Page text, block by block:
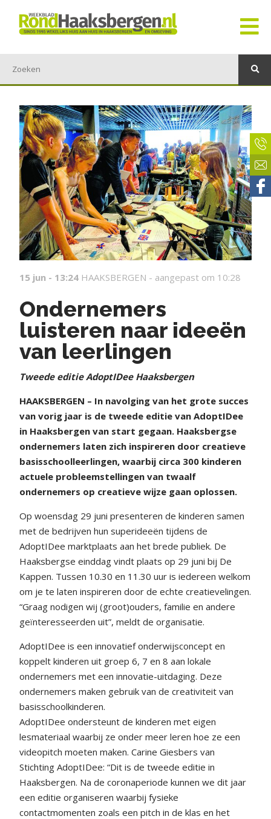
15 jun - 13:24 HAAKSBERGEN - aangepast om 10:28
Ondernemers
luisteren naar ideeën
van leerlingen
Tweede editie AdoptIDee Haaksbergen
HAAKSBERGEN – In navolging van het grote succes
van vorig jaar is de tweede editie van AdoptIDee
in Haaksbergen van start gegaan. Haaksbergse
ondernemers laten zich inspireren door creatieve
basisschoolleerlingen, waarbij circa 300 kinderen
actuele probleemstellingen van twaalf
ondernemers op creatieve wijze gaan oplossen.
Op woensdag 29 juni presenteren de kinderen samen
met de bedrijven hun superideeën tijdens de
AdoptIDee marktplaats aan het brede publiek. De
Haaksbergse einddag vindt plaats op 29 juni bij De
Kappen. Tussen 10.30 en 11.30 uur is iedereen welkom
om je te laten inspireren door de echte creatievelingen.
“Graag nodigen wij (groot)ouders, familie en andere
geïnteresseerden uit”, meldt de organisatie.
AdoptIDee is een innovatief onderwijsconcept en
koppelt kinderen uit groep 6, 7 en 8 aan lokale
ondernemers met een innovatie-uitdaging. Deze
ondernemers maken gebruik van de creativiteit van
basisschoolkinderen.
AdoptIDee ondersteunt de kinderen met eigen
lesmateriaal waarbij ze onder meer leren hoe ze een
videopitch moeten maken. Carine Giesbers van
Stichting AdoptIDee: “Dit is de tweede editie in
Haaksbergen. Na de coronaperiode kunnen we dit jaar
een editie organiseren waarbij fysieke
contactmomenten zoals een pitch in de klas en het